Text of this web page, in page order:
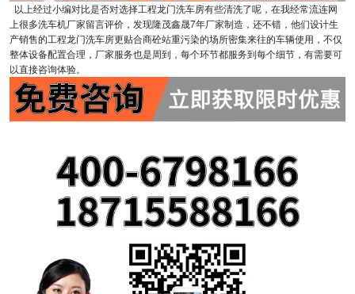
以上经过小编对比是否对选择工程龙门洗车房有些清洗了呢，在我经常流连网
上很多洗车机厂家留言评价，发现隆茂鑫晟7年厂家制造，还不错，他们设计生
产销售的工程龙门洗车房更贴合商砼站重污染的场所密集来往的车辆使用，不仅
整体设备配置合理，厂家服务也是周到，每个环节都服务到每个细节，有需要可
以直接咨询体验。